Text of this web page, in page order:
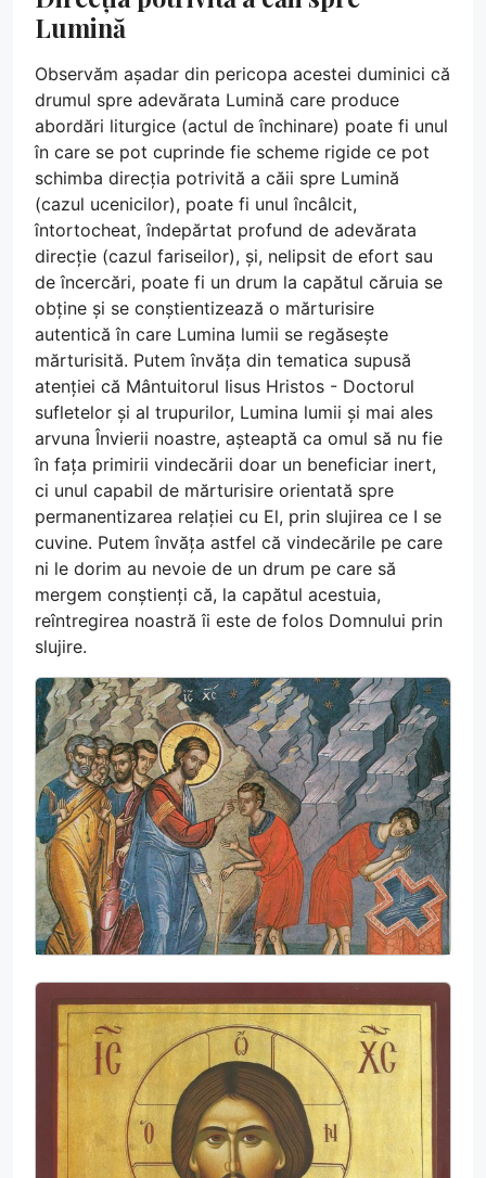
Lumină
Observăm așadar din pericopa acestei duminici că
drumul spre adevărata Lumină care produce
abordări liturgice (actul de închinare) poate fi unul
în care se pot cuprinde fie scheme rigide ce pot
schimba direcția potrivită a căii spre Lumină
(cazul ucenicilor), poate fi unul încâlcit,
întortocheat, îndepărtat profund de adevărata
direcție (cazul fariseilor), și, nelipsit de efort sau
de încercări, poate fi un drum la capătul căruia se
obține și se conștientizează o mărturisire
autentică în care Lumina lumii se regăsește
mărturisită. Putem învăța din tematica supusă
atenției că Mântuitorul Iisus Hristos - Doctorul
sufletelor și al trupurilor, Lumina lumii și mai ales
arvuna Învierii noastre, așteaptă ca omul să nu fie
în fața primirii vindecării doar un beneficiar inert,
ci unul capabil de mărturisire orientată spre
permanentizarea relației cu El, prin slujirea ce I se
cuvine. Putem învăța astfel că vindecările pe care
ni le dorim au nevoie de un drum pe care să
mergem conștienți că, la capătul acestuia,
reîntregirea noastră îi este de folos Domnului prin
slujire.